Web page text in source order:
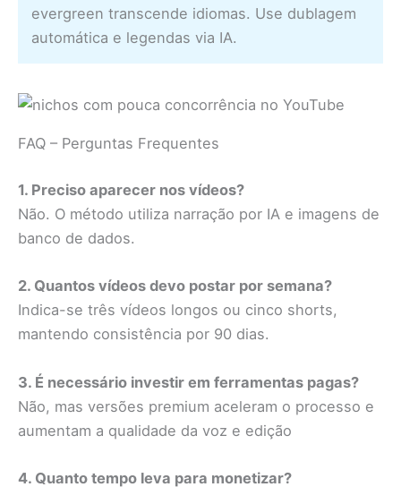
evergreen transcende idiomas. Use dublagem
automática e legendas via IA.
FAQ – Perguntas Frequentes
1. Preciso aparecer nos vídeos?
Não. O método utiliza narração por IA e imagens de
banco de dados.
2. Quantos vídeos devo postar por semana?
Indica-se três vídeos longos ou cinco shorts,
mantendo consistência por 90 dias.
3. É necessário investir em ferramentas pagas?
Não, mas versões premium aceleram o processo e
aumentam a qualidade da voz e edição
4. Quanto tempo leva para monetizar?